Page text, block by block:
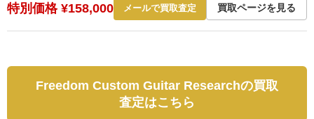
特別価格 ¥158,000 メールで買取査定 買取ページを見る
Freedom Custom Guitar Researchの買取
査定はこちら